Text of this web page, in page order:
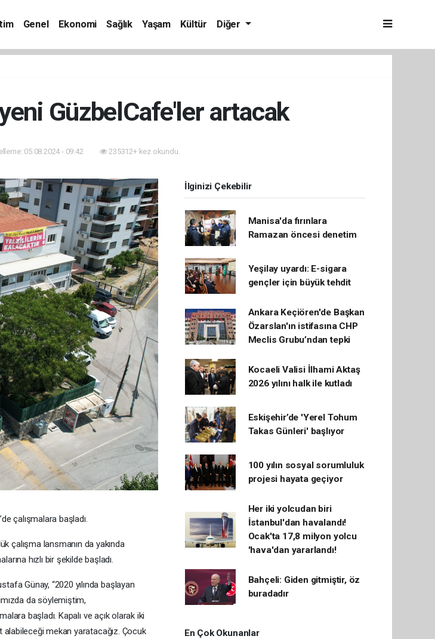
Genel Ekonomi Sağlık Yaşam Kültür Diğer
GüzbelCafe'ler artacak
05.08.2024 - 09:42 235312+ kez okundu.
çalışmalara başladı.
çalışma lansmanın da yakında
hızlı bir şekilde başladı.
Günay, “2020 yılında başlayan
da söylemiştim,
başladı. Kapalı ve açık olarak iki
alabileceği mekan yaratacağız. Çocuk
İlginizi Çekebilir
Manisa'da fırınlara
Ramazan öncesi denetim
Yeşilay uyardı: E-sigara
gençler için büyük tehdit
Ankara Keçiören'de Başkan
Özarslan'ın istifasına CHP
Meclis Grubu’ndan tepki
Kocaeli Valisi İlhami Aktaş
2026 yılını halk ile kutladı
Eskişehir’de 'Yerel Tohum
Takas Günleri' başlıyor
100 yılın sosyal sorumluluk
projesi hayata geçiyor
Her iki yolcudan biri
İstanbul'dan havalandı!
Ocak'ta 17,8 milyon yolcu
'hava'dan yararlandı!
Bahçeli: Giden gitmiştir, öz
buradadır
En Çok Okunanlar